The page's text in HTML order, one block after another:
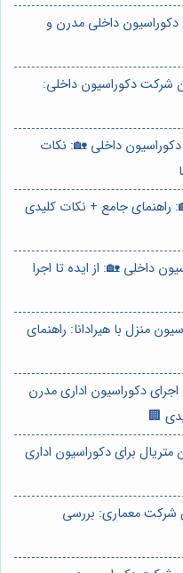
دکوراسیون داخلی مدرن و
شرکت دکوراسیون داخلی:
داخلی 🏡: نکات
راهنمای جامع + نکات کلیدی
داخلی 🏡: از ایده تا اجرا
منزل با هیرادانا: راهنمای
دکوراسیون اداری مدرن
🏢
برای دکوراسیون اداری
شرکت معماری: بررسی